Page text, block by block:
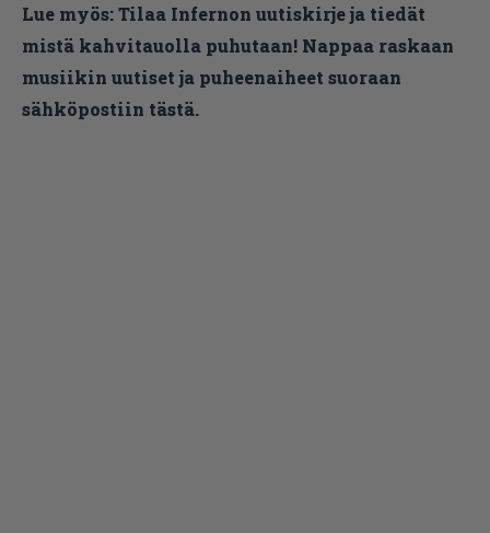
Lue myös:Tilaa Infernon uutiskirje ja tiedät
mistä kahvitauolla puhutaan! Nappaa raskaan
musiikin uutiset ja puheenaiheet suoraan
sähköpostiin tästä.